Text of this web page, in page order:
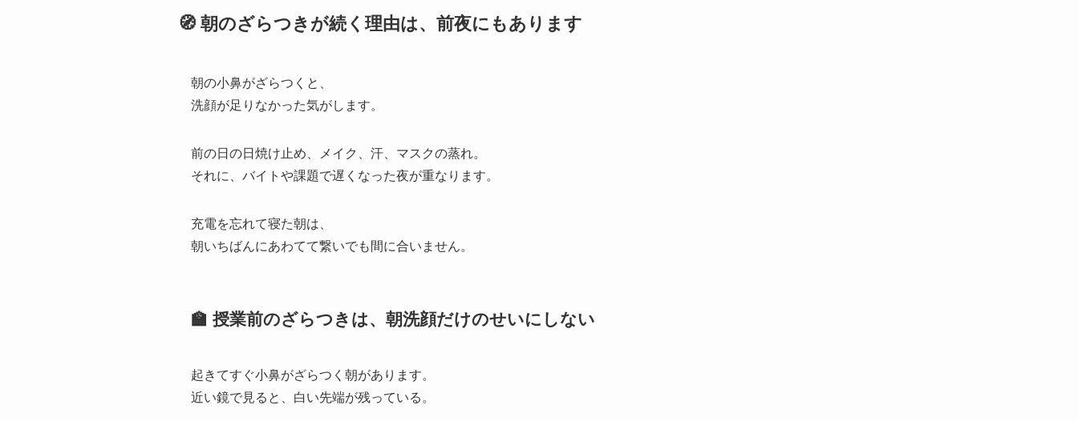
🧭 朝のざらつきが続く理由は、前夜にもあります
朝の小鼻がざらつくと、
洗顔が足りなかった気がします。
前の日の日焼け止め、メイク、汗、マスクの蒸れ。
それに、バイトや課題で遅くなった夜が重なります。
充電を忘れて寝た朝は、
朝いちばんにあわてて繋いでも間に合いません。
🏫 授業前のざらつきは、朝洗顔だけのせいにしない
起きてすぐ小鼻がざらつく朝があります。
近い鏡で見ると、白い先端が残っている。